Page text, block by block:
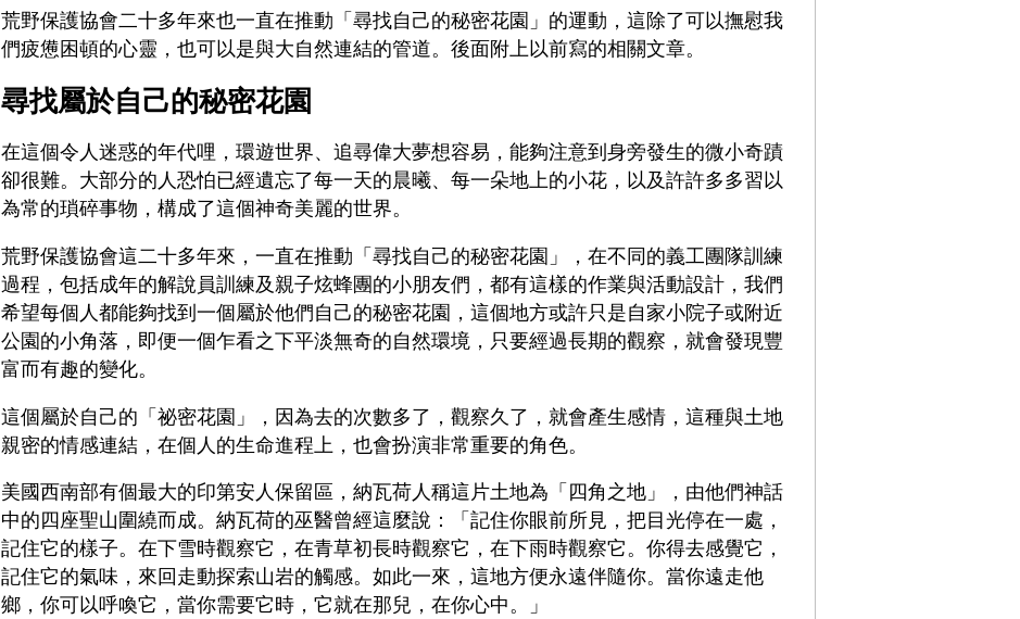
荒野保護協會二十多年來也一直在推動「尋找自己的秘密花園」的運動，這除了可以撫慰我
們疲憊困頓的心靈，也可以是與大自然連結的管道。後面附上以前寫的相關文章。
尋找屬於自己的秘密花園
在這個令人迷惑的年代哩，環遊世界、追尋偉大夢想容易，能夠注意到身旁發生的微小奇蹟
卻很難。大部分的人恐怕已經遺忘了每一天的晨曦、每一朵地上的小花，以及許許多多習以
為常的瑣碎事物，構成了這個神奇美麗的世界。
荒野保護協會這二十多年來，一直在推動「尋找自己的秘密花園」，在不同的義工團隊訓練
過程，包括成年的解說員訓練及親子炫蜂團的小朋友們，都有這樣的作業與活動設計，我們
希望每個人都能夠找到一個屬於他們自己的秘密花園，這個地方或許只是自家小院子或附近
公園的小角落，即便一個乍看之下平淡無奇的自然環境，只要經過長期的觀察，就會發現豐
富而有趣的變化。
這個屬於自己的「祕密花園」，因為去的次數多了，觀察久了，就會產生感情，這種與土地
親密的情感連結，在個人的生命進程上，也會扮演非常重要的角色。
美國西南部有個最大的印第安人保留區，納瓦荷人稱這片土地為「四角之地」，由他們神話
中的四座聖山圍繞而成。納瓦荷的巫醫曾經這麼說：「記住你眼前所見，把目光停在一處，
記住它的樣子。在下雪時觀察它，在青草初長時觀察它，在下雨時觀察它。你得去感覺它，
記住它的氣味，來回走動探索山岩的觸感。如此一來，這地方便永遠伴隨你。當你遠走他
鄉，你可以呼喚它，當你需要它時，它就在那兒，在你心中。」